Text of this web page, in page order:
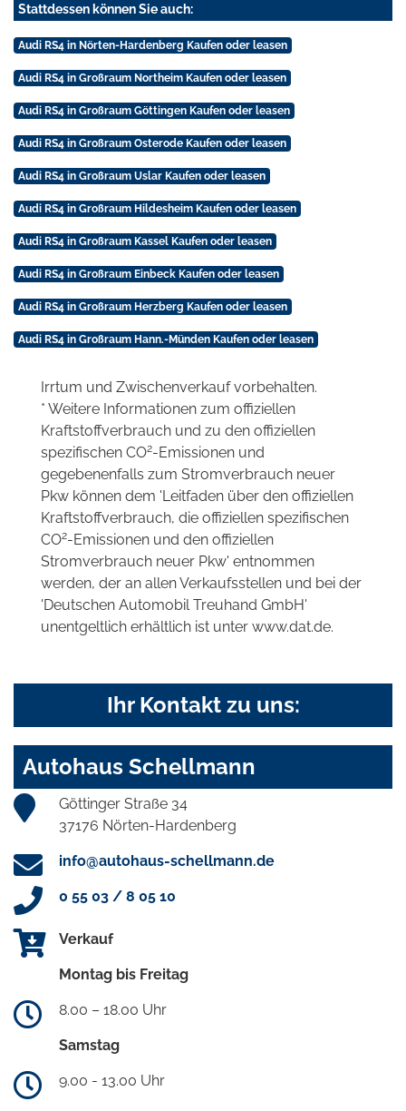
Stattdessen können Sie auch:
Audi RS4 in Nörten-Hardenberg Kaufen oder leasen
Audi RS4 in Großraum Northeim Kaufen oder leasen
Audi RS4 in Großraum Göttingen Kaufen oder leasen
Audi RS4 in Großraum Osterode Kaufen oder leasen
Audi RS4 in Großraum Uslar Kaufen oder leasen
Audi RS4 in Großraum Hildesheim Kaufen oder leasen
Audi RS4 in Großraum Kassel Kaufen oder leasen
Audi RS4 in Großraum Einbeck Kaufen oder leasen
Audi RS4 in Großraum Herzberg Kaufen oder leasen
Audi RS4 in Großraum Hann.-Münden Kaufen oder leasen
Irrtum und Zwischenverkauf vorbehalten.
* Weitere Informationen zum offiziellen
Kraftstoffverbrauch und zu den offiziellen
spezifischen CO2-Emissionen und
gegebenenfalls zum Stromverbrauch neuer
Pkw können dem 'Leitfaden über den offiziellen
Kraftstoffverbrauch, die offiziellen spezifischen
CO2-Emissionen und den offiziellen
Stromverbrauch neuer Pkw' entnommen
werden, der an allen Verkaufsstellen und bei der
'Deutschen Automobil Treuhand GmbH'
unentgeltlich erhältlich ist unter www.dat.de.
Ihr Kontakt zu uns:
Autohaus Schellmann
Göttinger Straße 34
37176 Nörten-Hardenberg
info@autohaus-schellmann.de
0 55 03 / 8 05 10
Verkauf
Montag bis Freitag
8.00 – 18.00 Uhr
Samstag
9.00 - 13.00 Uhr